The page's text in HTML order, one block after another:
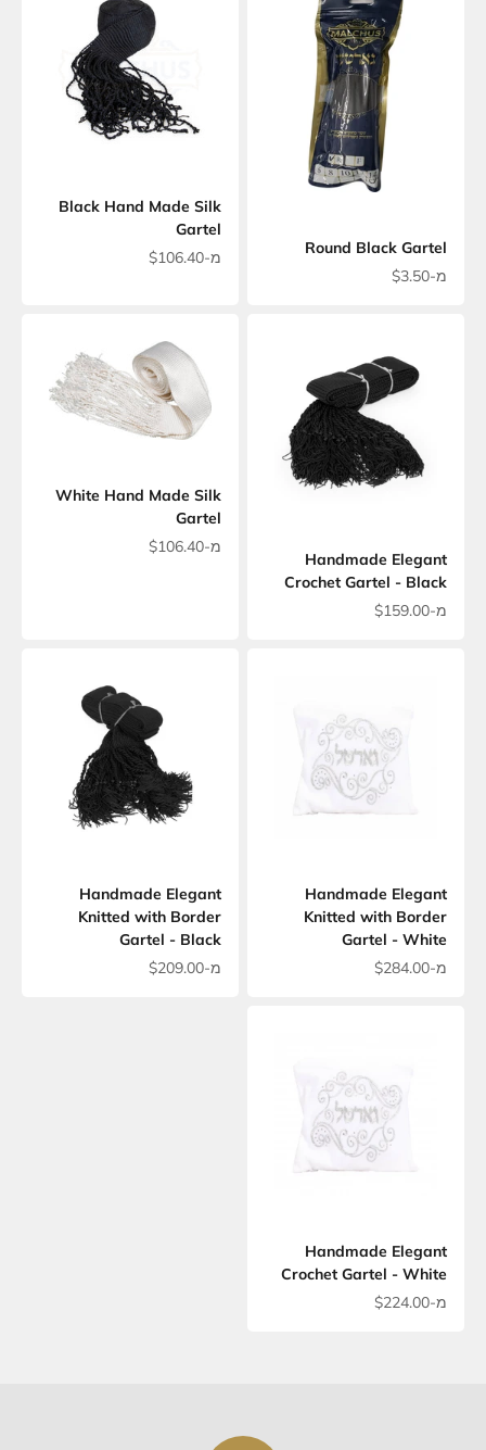
Round Black Gartel
מחיר מבצע
מ-$3.50
Black Hand Made Silk
Gartel
מחיר מבצע
מ-$106.40
Handmade Elegant
Crochet Gartel - Black
מחיר מבצע
מ-$159.00
White Hand Made Silk
Gartel
מחיר מבצע
מ-$106.40
Handmade Elegant
Knitted with Border
Gartel - White
מחיר מבצע
מ-$284.00
Handmade Elegant
Knitted with Border
Gartel - Black
מחיר מבצע
מ-$209.00
Handmade Elegant
Crochet Gartel - White
מחיר מבצע
מ-$224.00